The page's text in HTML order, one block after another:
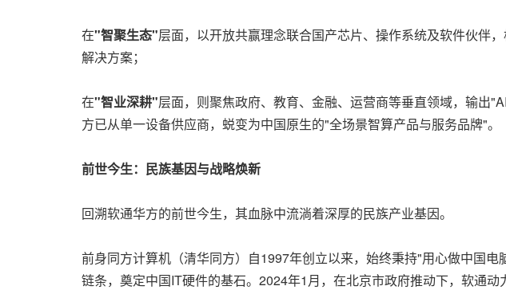
在"智聚生态"层面，以开放共赢理念联合国产芯片、操作系统及软件伙伴
解决方案；
在"智业深耕"层面，则聚焦政府、教育、金融、运营商等垂直领域，输出
方已从单一设备供应商，蜕变为中国原生的"全场景智算产品与服务品牌"。
前世今生：民族基因与战略焕新
回溯软通华方的前世今生，其血脉中流淌着深厚的民族产业基因。
前身同方计算机（清华同方）自1997年创立以来，始终秉持"用心做中国
链条，奠定中国IT硬件的基石。2024年1月，在北京市政府推动下，软通